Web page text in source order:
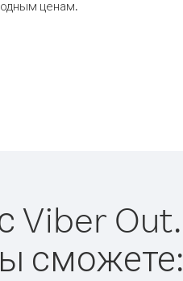
ценам.
Viber Out.
сможете: